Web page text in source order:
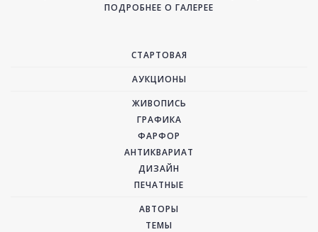
ПОДРОБНЕЕ О ГАЛЕРЕЕ
СТАРТОВАЯ
АУКЦИОНЫ
ЖИВОПИСЬ
ГРАФИКА
ФАРФОР
АНТИКВАРИАТ
ДИЗАЙН
ПЕЧАТНЫЕ
АВТОРЫ
ТЕМЫ